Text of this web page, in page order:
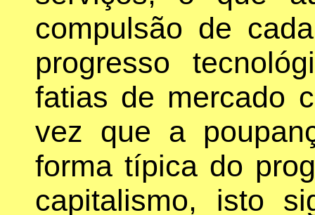
compulsão de
progresso
fatias de mercado
vez que a
forma típica do
capitalismo, isto